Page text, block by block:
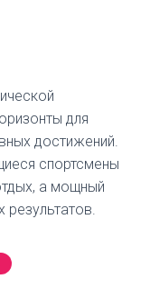
для
достижений.
спортсмены
а мощный
результатов.